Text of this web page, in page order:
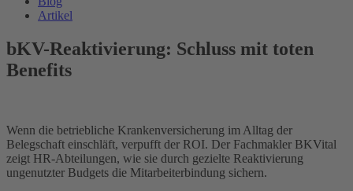
Artikel
bKV-Reaktivierung: Schluss mit toten
Benefits
Wenn die betriebliche Krankenversicherung im Alltag der
Belegschaft einschläft, verpufft der ROI. Der Fachmakler BKVital
zeigt HR-Abteilungen, wie sie durch gezielte Reaktivierung
ungenutzter Budgets die Mitarbeiterbindung sichern.